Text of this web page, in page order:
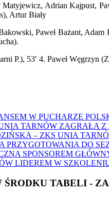
Adrian Kajpust,
Artur Biały
Paweł Bażant, Adam
P.), 53′ 4. Paweł Węgrzyn
W PUCHARZE
TARNÓW ZAGRAŁA
– ZKS UNIA
PRZYGOTOWANIA DO
SPONSOREM
LIDEREM W
ŚRODKU TABELI -